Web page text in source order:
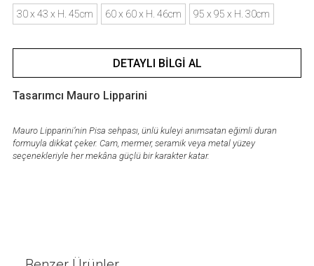
30 x 43 x H. 45cm 60 x 60 x H. 46cm 95 x 95 x H. 30cm
DETAYLI BILGI AL
Tasarımcı Mauro Lipparini
Mauro Lipparini’nin Pisa sehpası, ünlü kuleyi anımsatan eğimli duran
formuyla dikkat çeker. Cam, mermer, seramik veya metal yüzey
seçenekleriyle her mekâna güçlü bir karakter katar.